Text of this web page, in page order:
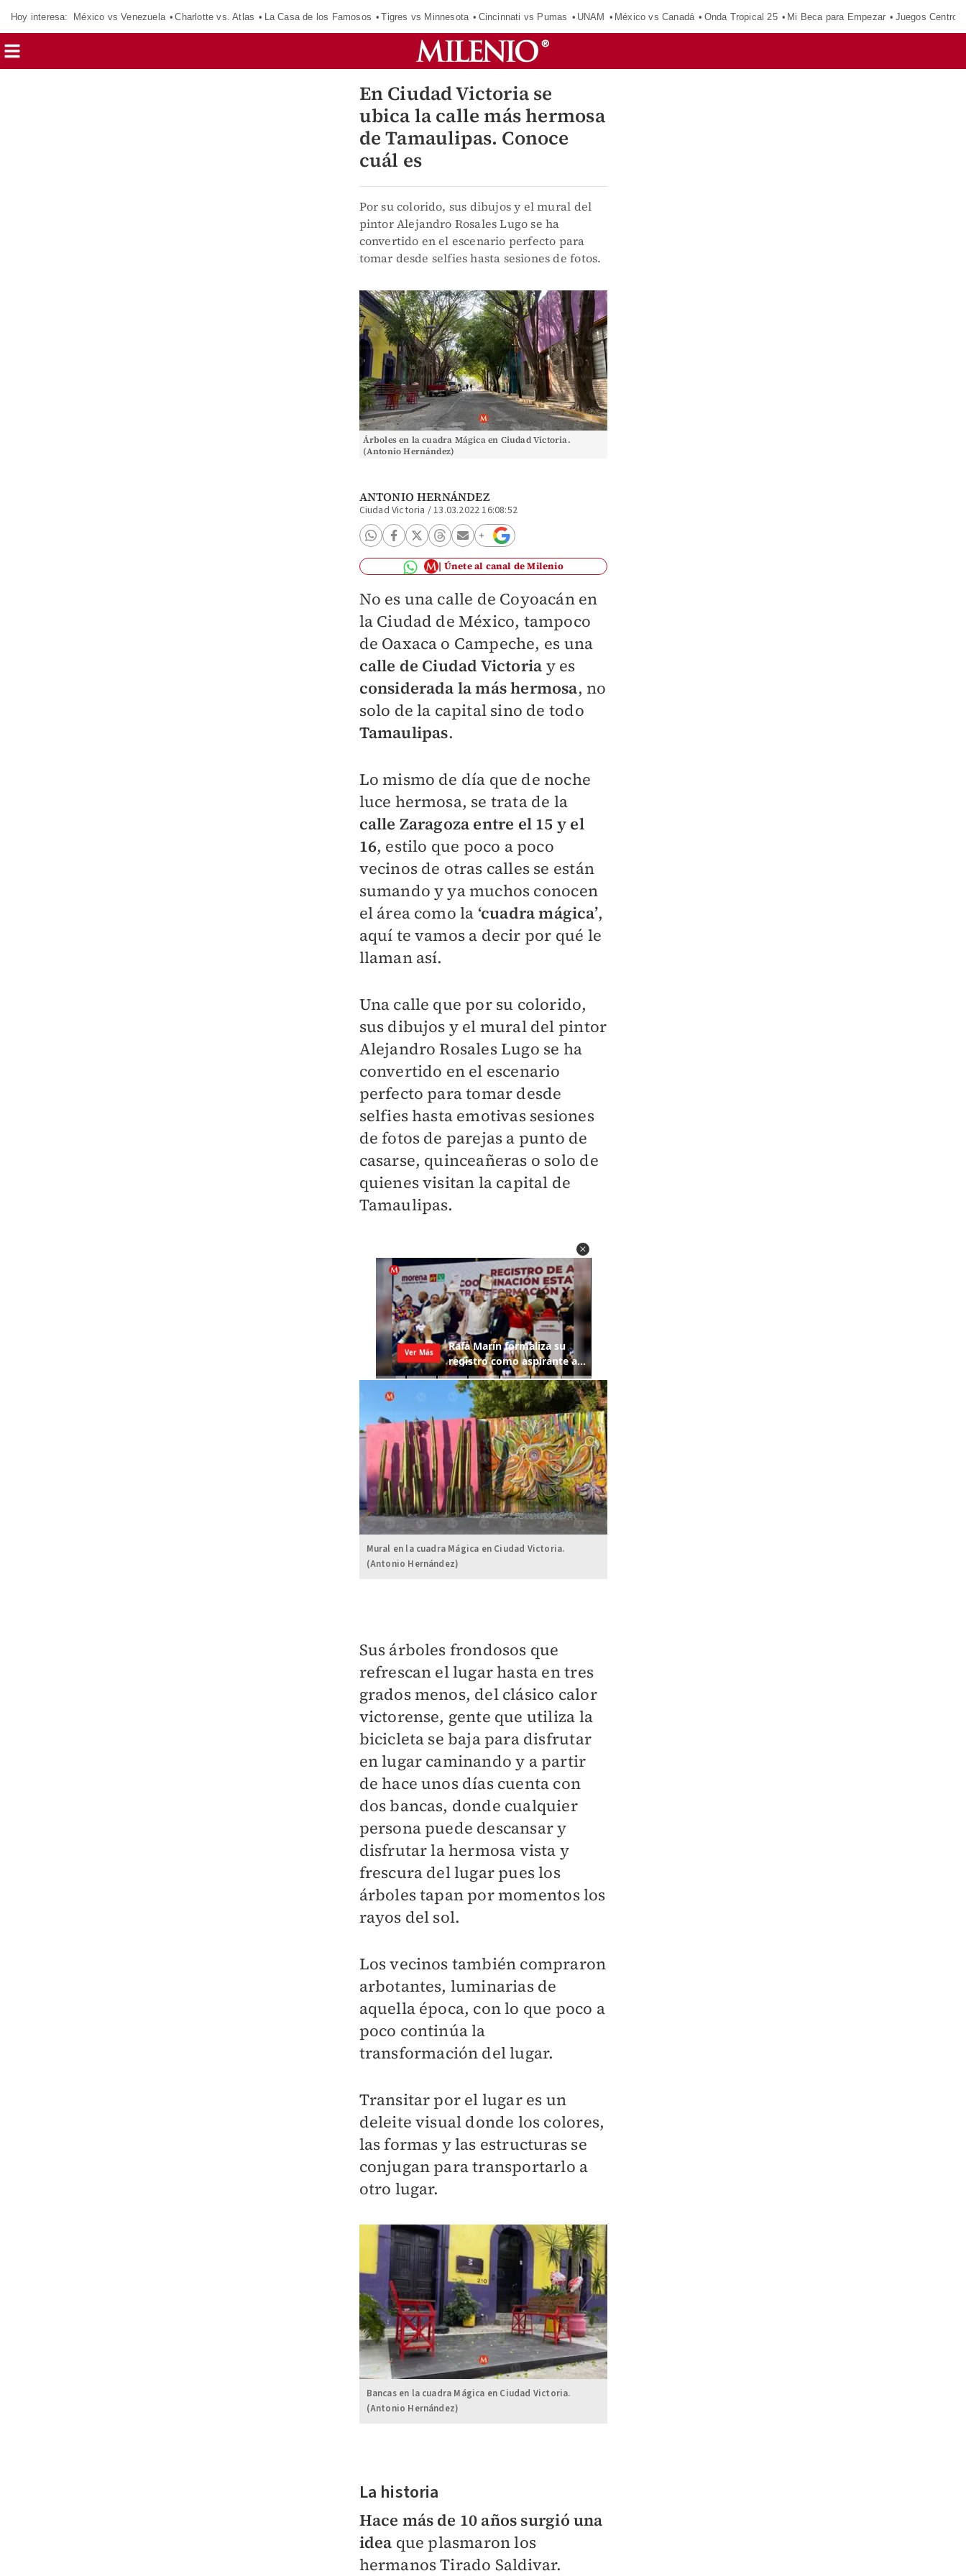
Hoy interesa: México vs Venezuela Charlotte vs. Atlas La Casa de los Famosos Tigres vs Minnesota Cincinnati vs Pumas UNAM México vs Canadá Onda Tropical 25 Mi Beca para Empezar Juegos
En Ciudad Victoria se
ubica la calle más hermosa
de Tamaulipas. Conoce
cuál es
Por su colorido, sus dibujos y el mural del
pintor Alejandro Rosales Lugo se ha
convertido en el escenario perfecto para
tomar desde selfies hasta sesiones de fotos.
Árboles en la cuadra Mágica en Ciudad Victoria.
(Antonio Hernández)
ANTONIO HERNÁNDEZ
Ciudad Victoria /13.03.2022 16:08:52
Únete al canal de Milenio
No es una calle de Coyoacán en
la Ciudad de México, tampoco
de Oaxaca o Campeche, es una
calle de Ciudad Victoria y es
considerada la más hermosa, no
solo de la capital sino de todo
Tamaulipas.
Lo mismo de día que de noche
luce hermosa, se trata de la
calle Zaragoza entre el 15 y el
16, estilo que poco a poco
vecinos de otras calles se están
sumando y ya muchos conocen
el área como la ‘cuadra mágica’,
aquí te vamos a decir por qué le
llaman así.
Una calle que por su colorido,
sus dibujos y el mural del pintor
Alejandro Rosales Lugo se ha
convertido en el escenario
perfecto para tomar desde
selfies hasta emotivas sesiones
de fotos de parejas a punto de
casarse, quinceañeras o solo de
quienes visitan la capital de
Tamaulipas.
Mural en la cuadra Mágica en Ciudad Victoria.
(Antonio Hernández)
Sus árboles frondosos que
refrescan el lugar hasta en tres
grados menos, del clásico calor
victorense, gente que utiliza la
bicicleta se baja para disfrutar
en lugar caminando y a partir
de hace unos días cuenta con
dos bancas, donde cualquier
persona puede descansar y
disfrutar la hermosa vista y
frescura del lugar pues los
árboles tapan por momentos los
rayos del sol.
Los vecinos también compraron
arbotantes, luminarias de
aquella época, con lo que poco a
poco continúa la
transformación del lugar.
Transitar por el lugar es un
deleite visual donde los colores,
las formas y las estructuras se
conjugan para transportarlo a
otro lugar.
Bancas en la cuadra Mágica en Ciudad Victoria.
(Antonio Hernández)
La historia
Hace más de 10 años surgió una
idea que plasmaron los
hermanos Tirado Saldivar.